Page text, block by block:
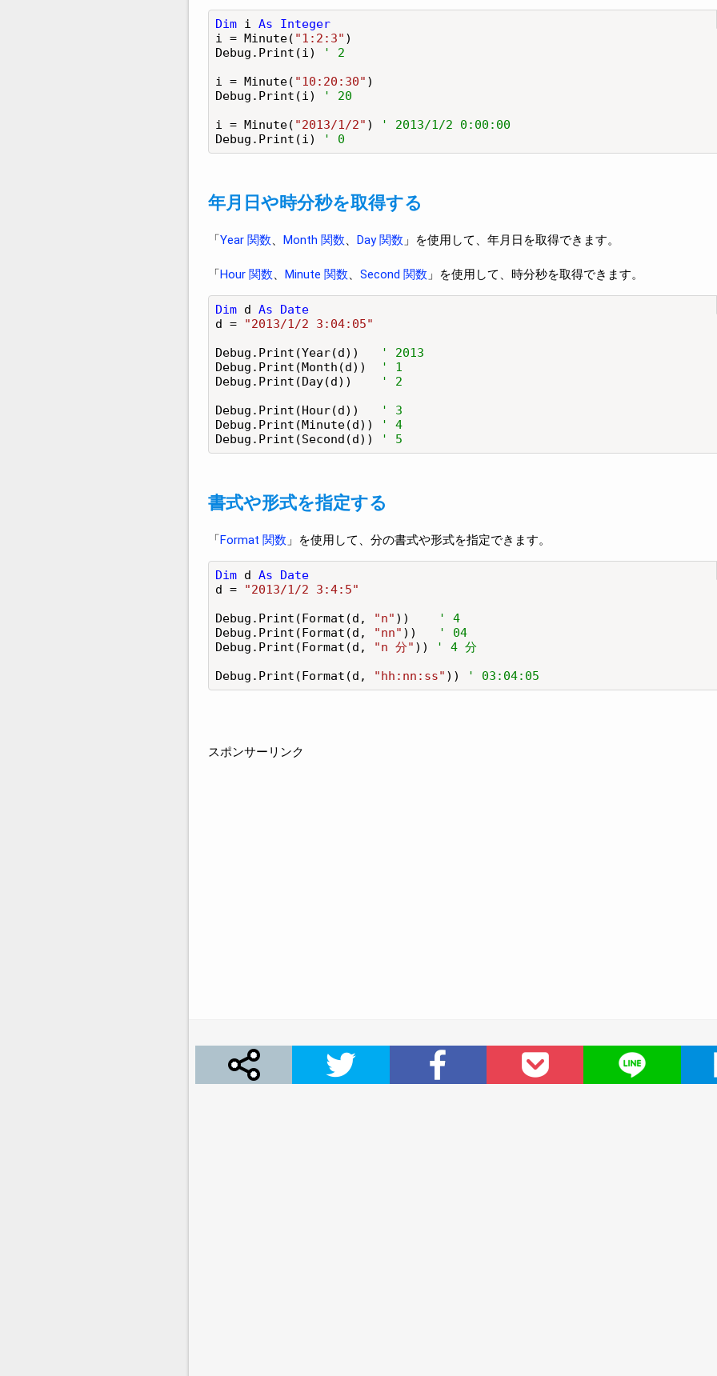
Dim i As Integer
i = Minute( "1:2:3" )
Debug.Print(i)
' 2
i = Minute( "10:20:30" )
Debug.Print(i)
' 20
i = Minute( "2013/1/2" )
' 2013/1/2 0:00:00
Debug.Print(i)
' 0
年月日や時分秒を取得する
「Year 関数、 Month 関数、 Day 関数 」を使用して、年月日を取得できます。
「Hour 関数、 Minute 関数、 Second 関数 」を使用して、時分秒を取得できます。
Dim d As Date
d =
"2013/1/2 3:04:05"
Debug.Print(Year(d))
' 2013
Debug.Print(Month(d))
' 1
Debug.Print(Day(d))
' 2
Debug.Print(Hour(d))
' 3
Debug.Print(Minute(d))
' 4
Debug.Print(Second(d))
' 5
書式や形式を指定する
「Format 関数 」を使用して、分の書式や形式を指定できます。
Dim d As Date
d =
"2013/1/2 3:4:5"
Debug.Print(Format(d,
"n" ))
' 4
Debug.Print(Format(d,
"nn" ))
' 04
Debug.Print(Format(d,
"n 分" ))
' 4 分
Debug.Print(Format(d,
"hh:nn:ss" )) ' 03:04:05
スポンサーリンク